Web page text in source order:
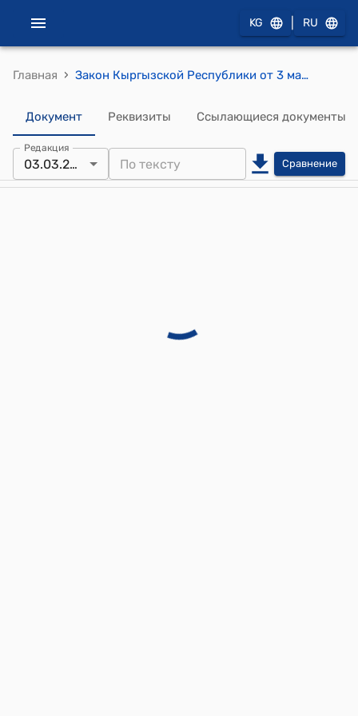
KG RU
Главная › Закон Кыргызской Республики от 3 марта 2023 года № 47 "О ратификации Соглашения о сотрудничестве между Кабинетом Министров Кыргызской Республики, в лице Министерства экономики и коммерции Кыргызской Республики, и Фондом развития Абу-Даби относительно создания Совместной холдинговой компании в Кыргызской Республике, подписанного 31 октября 2022 года в городе Абу-Даби, Объединенные Арабские Эмираты"
Документ Реквизиты Ссылающиеся документы
Редакция
03.03.2023 Сравнение